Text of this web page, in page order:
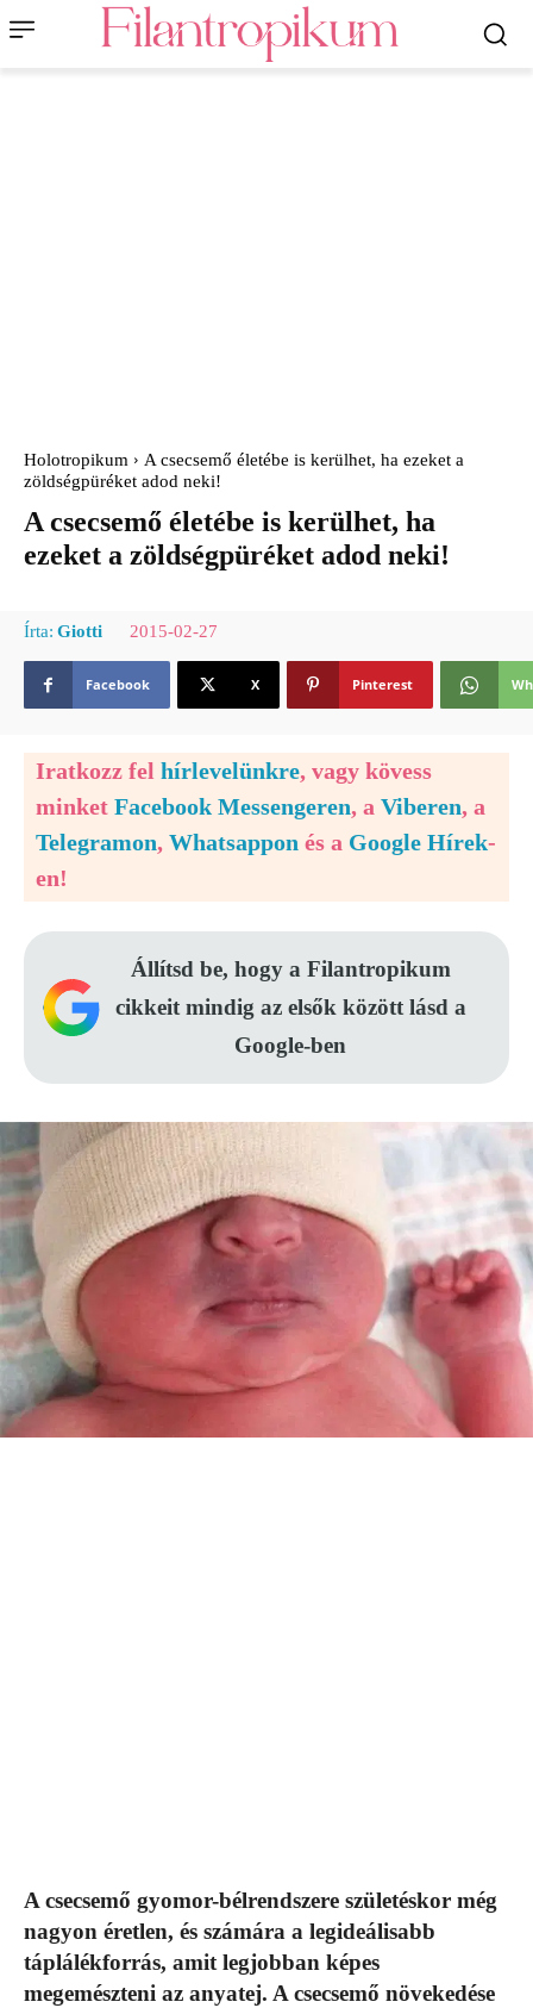
Holotropikum
A csecsemő életébe is kerülhet, ha ezeket a
zöldségpüréket adod neki!
A csecsemő életébe is kerülhet, ha
ezeket a zöldségpüréket adod neki!
Írta: Giotti 2015-02-27
Facebook X Pinterest
Iratkozz fel hírlevelünkre, vagy kövess
minket Facebook Messengeren, a Viberen, a
Telegramon, Whatsappon és a Google Hírek-
en!
Állítsd be, hogy a Filantropikum
cikkeit mindig az elsők között lásd a
Google-ben
A csecsemő gyomor-bélrendszere születéskor még
nagyon éretlen, és számára a legideálisabb
táplálékforrás, amit legjobban képes
megemészteni az anyatej. A csecsemő növekedése